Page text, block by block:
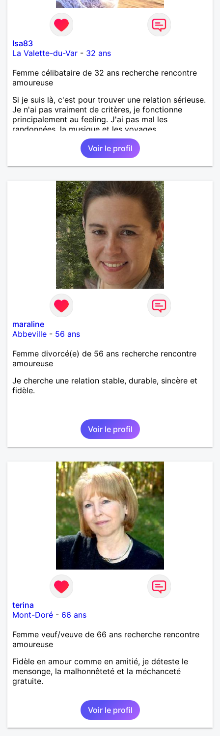
Isa83
La Valette-du-Var - 32 ans
Femme célibataire de 32 ans recherche rencontre
amoureuse
Si je suis là, c'est pour trouver une relation sérieuse.
Je n'ai pas vraiment de critères, je fonctionne
principalement au feeling. J'ai pas mal les
randonnées, la musique et les voyages.
Voir le profil
maraline
Abbeville - 56 ans
Femme divorcé(e) de 56 ans recherche rencontre
amoureuse
Je cherche une relation stable, durable, sincère et
fidèle.
Voir le profil
terina
Mont-Doré - 66 ans
Femme veuf/veuve de 66 ans recherche rencontre
amoureuse
Fidèle en amour comme en amitié, je déteste le
mensonge, la malhonnêteté et la méchanceté
gratuite.
Voir le profil